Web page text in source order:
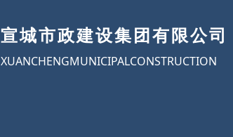
宣城市政建设集团有限公司
XUANCHENGMUNICIPALCONSTRUCTION